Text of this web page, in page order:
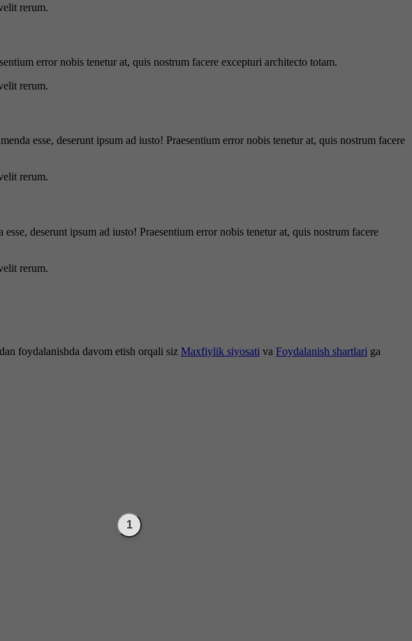
rerum.
error nobis tenetur at, quis nostrum facere excepturi architecto totam.
rerum.
esse, deserunt ipsum ad iusto! Praesentium error nobis tenetur at, quis nostrum facere
rerum.
deserunt ipsum ad iusto! Praesentium error nobis tenetur at, quis nostrum facere
rerum.
foydalanishda davom etish orqali siz Maxfiylik siyosati va Foydalanish shartlari ga